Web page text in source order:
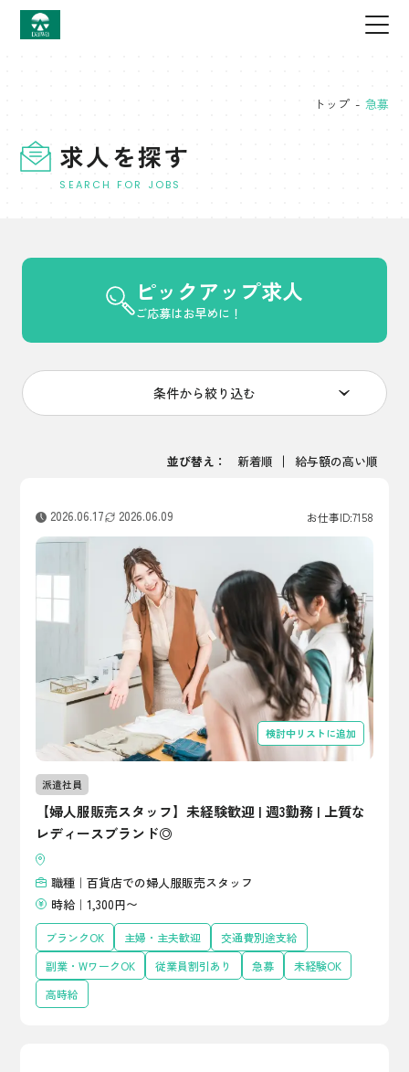
トップ - 急募
求人を探す
SEARCH FOR JOBS
ピックアップ求人
ご応募はお早めに！
条件から絞り込む
並び替え： 新着順 給与額の高い順
2026.06.17 2026.06.09 お仕事ID:7158
検討中リストに追加
派遣社員
【婦人服販売スタッフ】未経験歓迎 | 週3勤務 | 上質な
レディースブランド◎
職種｜百貨店での婦人服販売スタッフ
時給｜1,300円〜
ブランクOK 主婦・主夫歓迎
交通費別途支給
副業・WワークOK
従業員割引あり 急募
未経験OK
高時給